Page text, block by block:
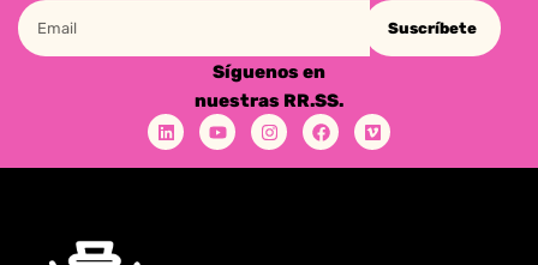
Suscríbete
Síguenos en
nuestras RR.SS.